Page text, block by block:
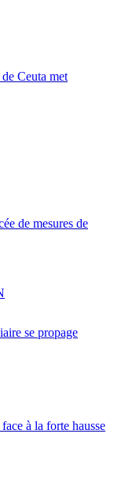
Ceuta met
de mesures de
se propage
à la forte hausse